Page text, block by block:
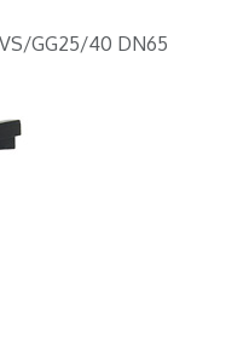
GG25/40 DN65